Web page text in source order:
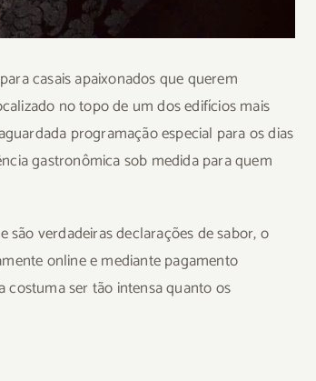
casais apaixonados que querem
no topo de um dos edifícios mais
programação especial para os dias
gastronômica sob medida para quem
verdadeiras declarações de sabor, o
online e mediante pagamento
costuma ser tão intensa quanto os